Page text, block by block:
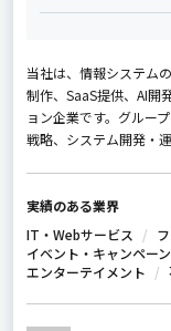
当社は、情報システム
制作、SaaS提供、AI開
ョン企業です。グルー
戦略、システム開発・
実績のある業界
IT・Webサービス
イベント・キャンペーン
エンターテイメント